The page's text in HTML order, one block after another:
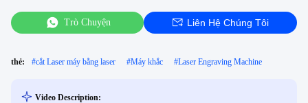
Trò Chuyện Liên Hệ Chúng Tôi
thẻ: #cắt Laser máy bằng laser #Máy khắc #Laser Engraving Machine
Video Description: